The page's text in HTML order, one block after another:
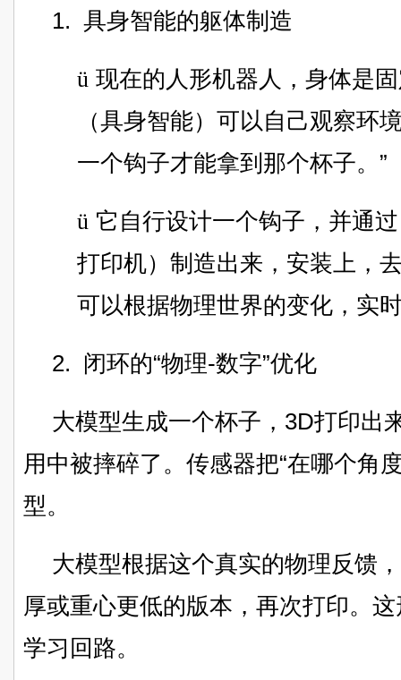
1. 具身智能的躯体制造
ü 现在的人形机器人，身体是
（具身智能）可以自己观察环
一个钩子才能拿到那个杯子。”
ü 它自行设计一个钩子，并通
打印机）制造出来，安装上，
可以根据物理世界的变化，实
2. 闭环的“物理-数字”优化
大模型生成一个杯子，3D打印出
用中被摔碎了。传感器把“在哪个角
型。
大模型根据这个真实的物理反馈
厚或重心更低的版本，再次打印。
学习回路。